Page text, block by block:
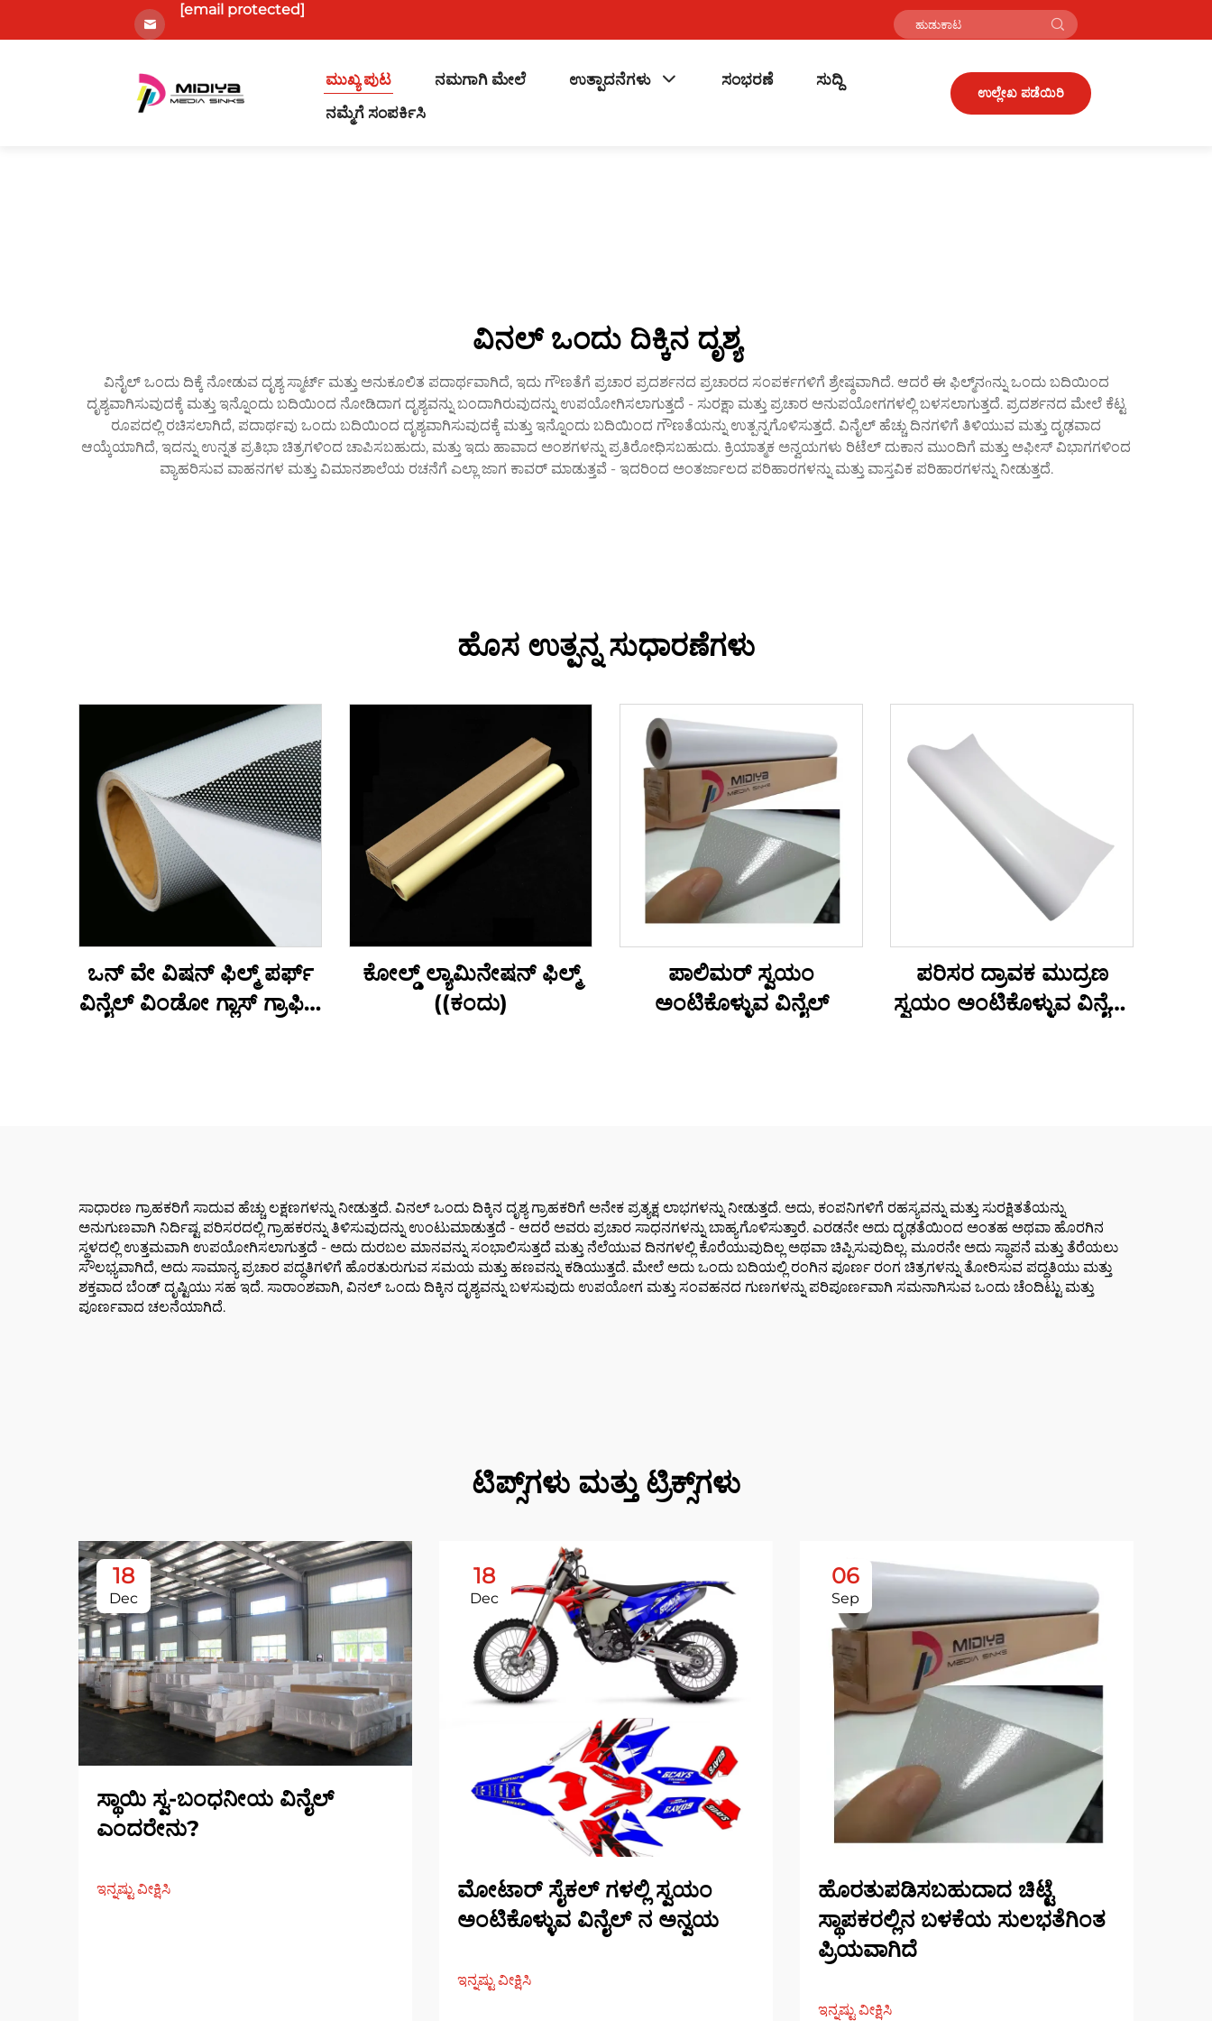
[email protected]
ಮುಖ್ಯ ಪುಟ ನಮಗಾಗಿ ಮೇಲೆ ಉತ್ಪಾದನೆಗಳು ಸಂಭರಣೆ
ಸುದ್ದಿ
ನಮ್ಮೆಗೆ ಸಂಪರ್ಕಿಸಿ
ಉಲ್ಲೇಖ ಪಡೆಯಿರಿ
ವಿನಲ್ ಒಂದು ದಿಕ್ಕಿನ ದೃಶ್ಯ
ವಿನೈಲ್ ಒಂದು ದಿಕ್ಕೆ ನೋಡುವ ದೃಶ್ಯ ಸ್ಮಾರ್ಟ್ ಮತ್ತು ಅನುಕೂಲಿತ ಪದಾರ್ಥವಾಗಿದೆ, ಇದು ಗೌಣತೆಗೆ ಪ್ರಚಾರ ಪ್ರದರ್ಶನದ ಪ್ರಚಾರದ ಸಂಪರ್ಕಗಳಿಗೆ ಶ್ರೇಷ್ಠವಾಗಿದೆ. ಆದರೆ ಈ ಫಿಲ್ಮ್‌ನიನ್ನು ಒಂದು ಬದಿಯಿಂದ
ದೃಶ್ಯವಾಗಿಸುವುದಕ್ಕೆ ಮತ್ತು ಇನ್ನೊಂದು ಬದಿಯಿಂದ ನೋಡಿದಾಗ ದೃಶ್ಯವನ್ನು ಬಂದಾಗಿರುವುದನ್ನು ಉಪಯೋಗಿಸಲಾಗುತ್ತದೆ - ಸುರಕ್ಷಾ ಮತ್ತು ಪ್ರಚಾರ ಅನುಪಯೋಗಗಳಲ್ಲಿ ಬಳಸಲಾಗುತ್ತದೆ. ಪ್ರದರ್ಶನದ ಮೇಲೆ ಕೆಟ್ಟ
ರೂಪದಲ್ಲಿ ರಚಿಸಲಾಗಿದೆ, ಪದಾರ್ಥವು ಒಂದು ಬದಿಯಿಂದ ದೃಶ್ಯವಾಗಿಸುವುದಕ್ಕೆ ಮತ್ತು ಇನ್ನೊಂದು ಬದಿಯಿಂದ ಗೌಣತೆಯನ್ನು ಉತ್ಪನ್ನಗೊಳಿಸುತ್ತದೆ. ವಿನೈಲ್ ಹೆಚ್ಚು ದಿನಗಳಿಗೆ ತಿಳಿಯುವ ಮತ್ತು ದೃಢವಾದ
ಆಯ್ಕೆಯಾಗಿದೆ, ಇದನ್ನು ಉನ್ನತ ಪ್ರತಿಭಾ ಚಿತ್ರಗಳಿಂದ ಚಾಪಿಸಬಹುದು, ಮತ್ತು ಇದು ಹಾವಾದ ಅಂಶಗಳನ್ನು ಪ್ರತಿರೋಧಿಸಬಹುದು. ಕ್ರಿಯಾತ್ಮಕ ಅನ್ವಯಗಳು ರಿಟೆಲ್ ದುಕಾನ ಮುಂದಿಗೆ ಮತ್ತು ಅಫೀಸ್ ವಿಭಾಗಗಳಿಂದ
ವ್ಯಾಹರಿಸುವ ವಾಹನಗಳ ಮತ್ತು ವಿಮಾನಶಾಲೆಯ ರಚನೆಗೆ ಎಲ್ಲಾ ಜಾಗ ಕಾವರ್ ಮಾಡುತ್ತವೆ - ಇದರಿಂದ ಅಂತರ್ಜಾಲದ ಪರಿಹಾರಗಳನ್ನು ಮತ್ತು ವಾಸ್ತವಿಕ ಪರಿಹಾರಗಳನ್ನು ನೀಡುತ್ತದೆ.
ಹೊಸ ಉತ್ಪನ್ನ ಸುಧಾರಣೆಗಳು
ಒನ್ ವೇ ವಿಷನ್ ಫಿಲ್ಮ್ ಪರ್ಫ್
ವಿನೈಲ್ ವಿಂಡೋ ಗ್ಲಾಸ್ ಗ್ರಾಫಿಕ್ಸ್
ಕೋಲ್ಡ್ ಲ್ಯಾಮಿನೇಷನ್ ಫಿಲ್ಮ್
((ಕಂದು)
ಪಾಲಿಮರ್ ಸ್ವಯಂ
ಅಂಟಿಕೊಳ್ಳುವ ವಿನೈಲ್
ಪರಿಸರ ದ್ರಾವಕ ಮುದ್ರಣ
ಸ್ವಯಂ ಅಂಟಿಕೊಳ್ಳುವ ವಿನೈಲ್
ಸಾಧಾರಣ ಗ್ರಾಹಕರಿಗೆ ಸಾದುವ ಹೆಚ್ಚು ಲಕ್ಷಣಗಳನ್ನು ನೀಡುತ್ತದೆ. ವಿನಲ್ ಒಂದು ದಿಕ್ಕಿನ ದೃಶ್ಯ ಗ್ರಾಹಕರಿಗೆ ಅನೇಕ ಪ್ರತ್ಯಕ್ಷ ಲಾಭಗಳನ್ನು ನೀಡುತ್ತದೆ. ಅದು, ಕಂಪನಿಗಳಿಗೆ ರಹಸ್ಯವನ್ನು ಮತ್ತು ಸುರಕ್ಷಿತತೆಯನ್ನು
ಅನುಗುಣವಾಗಿ ನಿರ್ದಿಷ್ಟ ಪರಿಸರದಲ್ಲಿ ಗ್ರಾಹಕರನ್ನು ತಿಳಿಸುವುದನ್ನು ಉಂಟುಮಾಡುತ್ತದೆ - ಆದರೆ ಅವರು ಪ್ರಚಾರ ಸಾಧನಗಳನ್ನು ಬಾಹ್ಯಗೊಳಿಸುತ್ತಾರೆ. ಎರಡನೇ ಅದು ದೃಢತೆಯಿಂದ ಅಂತಹ ಅಥವಾ ಹೊರಗಿನ
ಸ್ಥಳದಲ್ಲಿ ಉತ್ತಮವಾಗಿ ಉಪಯೋಗಿಸಲಾಗುತ್ತದೆ - ಅದು ದುರಬಲ ಮಾನವನ್ನು ಸಂಭಾಲಿಸುತ್ತದೆ ಮತ್ತು ನೆಲೆಯುವ ದಿನಗಳಲ್ಲಿ ಕೊರೆಯುವುದಿಲ್ಲ ಅಥವಾ ಚಿಪ್ಪಿಸುವುದಿಲ್ಲ. ಮೂರನೇ ಅದು ಸ್ಥಾಪನೆ ಮತ್ತು ತೆರೆಯಲು
ಸೌಲಭ್ಯವಾಗಿದೆ, ಅದು ಸಾಮಾನ್ಯ ಪ್ರಚಾರ ಪದ್ಧತಿಗಳಿಗೆ ಹೊರತುರುಗುವ ಸಮಯ ಮತ್ತು ಹಣವನ್ನು ಕಡಿಯುತ್ತದೆ. ಮೇಲೆ ಅದು ಒಂದು ಬದಿಯಲ್ಲಿ ರಂಗಿನ ಪೂರ್ಣ ರಂಗ ಚಿತ್ರಗಳನ್ನು ತೋರಿಸುವ ಪದ್ಧತಿಯು ಮತ್ತು
ಶಕ್ತವಾದ ಬೆಂಡ್ ದೃಷ್ಟಿಯು ಸಹ ಇದೆ. ಸಾರಾಂಶವಾಗಿ, ವಿನಲ್ ಒಂದು ದಿಕ್ಕಿನ ದೃಶ್ಯವನ್ನು ಬಳಸುವುದು ಉಪಯೋಗ ಮತ್ತು ಸಂವಹನದ ಗುಣಗಳನ್ನು ಪರಿಪೂರ್ಣವಾಗಿ ಸಮನಾಗಿಸುವ ಒಂದು ಚೆಂದಿಟ್ಟು ಮತ್ತು
ಪೂರ್ಣವಾದ ಚಲನೆಯಾಗಿದೆ.
ಟಿಪ್ಸ್‌ಗಳು ಮತ್ತು ಟ್ರಿಕ್ಸ್‌ಗಳು
18
Dec
ಸ್ಥಾಯಿ ಸ್ವ-ಬಂಧನೀಯ ವಿನೈಲ್
ಎಂದರೇನು?
ಇನ್ನಷ್ಟು ವೀಕ್ಷಿಸಿ
18
Dec
ಮೋಟಾರ್ ಸೈಕಲ್ ಗಳಲ್ಲಿ ಸ್ವಯಂ
ಅಂಟಿಕೊಳ್ಳುವ ವಿನೈಲ್ ನ ಅನ್ವಯ
ಇನ್ನಷ್ಟು ವೀಕ್ಷಿಸಿ
06
Sep
ಹೊರತುಪಡಿಸಬಹುದಾದ ಚಿಟ್ಟೆ
ಸ್ಥಾಪಕರಲ್ಲಿನ ಬಳಕೆಯ ಸುಲಭತೆಗಿಂತ
ಪ್ರಿಯವಾಗಿದೆ
ಇನ್ನಷ್ಟು ವೀಕ್ಷಿಸಿ